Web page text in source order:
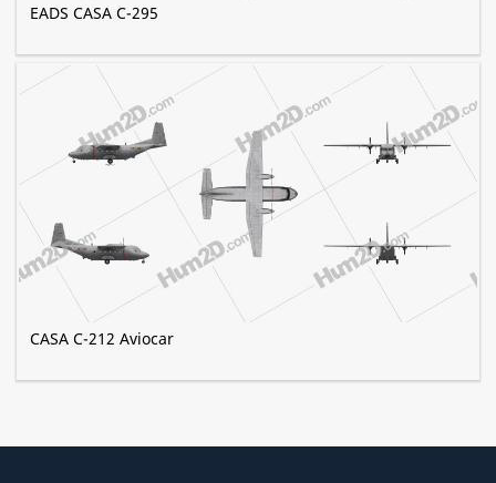
EADS CASA C-295
CASA C-212 Aviocar